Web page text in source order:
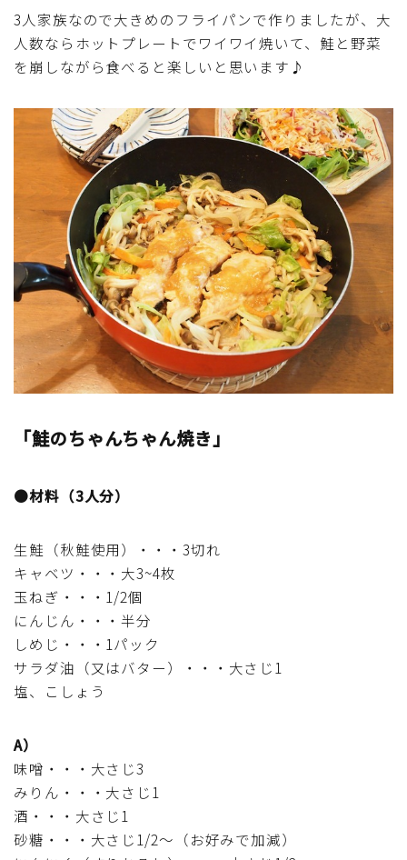
野菜料理(玉ねぎ・ねぎ・アボカド・青梗菜・セロリ・
アスパラガス)
根菜料理（にんじん・ごぼう・かぶ・大根・れんこん・
ビーツ)
芋類(じゃが芋・さつま芋・里芋・山芋)
もやし・豆苗・たけのこ・せり・ふき・その他山菜料理
洋菓子 (焼き菓子)
洋菓子 (冷菓)
洋菓子 (その他)
和菓子
粉もの
米/ご飯料理・もち料理
麺料理(パスタ・うどん・そうめん・春雨など)
ハム・ベーコン・ソーセー・・スパム・チーズ料理
豆腐・厚揚げ・油揚げ・納豆・豆類・豆製品料理
缶詰料理(ツナ・サバ・いわし・ホタテ貝柱・コーン
等)
3人家族なので大きめのフライパンで作りましたが、大
人数ならホットプレートでワイワイ焼いて、鮭と野菜
を崩しながら食べると楽しいと思います♪
「鮭のちゃんちゃん焼き」
●材料（3人分）
生鮭（秋鮭使用）・・・3切れ
キャベツ・・・大3~4枚
玉ねぎ・・・1/2個
にんじん・・・半分
しめじ・・・1パック
サラダ油（又はバター）・・・大さじ1
塩、こしょう
A）
味噌・・・大さじ3
みりん・・・大さじ1
酒・・・大さじ1
砂糖・・・大さじ1/2～（お好みで加減）